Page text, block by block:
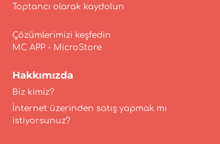
Toptancı olarak kaydolun
Çözümlerimizi keşfedin
Hakkımızda
Biz kimiz?
İnternet üzerinden satış yapmak mı
istiyorsunuz?